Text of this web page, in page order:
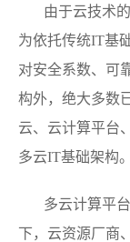
由于云技术
为依托传统IT基
对安全系数、可
构外，绝大多数
云、云计算平台
多云IT基础架构。
多云计算平
下，云资源厂商